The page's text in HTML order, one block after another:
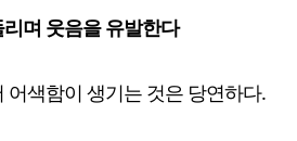
며 웃음을 유발한다
어색함이 생기는 것은 당연하다.